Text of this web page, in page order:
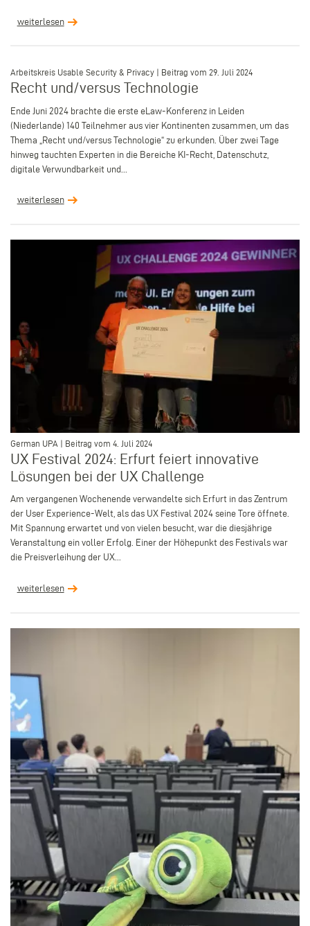
weiterlesen
Arbeitskreis Usable Security & Privacy | Beitrag vom 29. Juli 2024
Recht und/versus Technologie
Ende Juni 2024 brachte die erste eLaw-Konferenz in Leiden
(Niederlande) 140 Teilnehmer aus vier Kontinenten zusammen, um das
Thema „Recht und/versus Technologie“ zu erkunden. Über zwei Tage
hinweg tauchten Experten in die Bereiche KI-Recht, Datenschutz,
digitale Verwundbarkeit und...
weiterlesen
German UPA | Beitrag vom 4. Juli 2024
UX Festival 2024: Erfurt feiert innovative
Lösungen bei der UX Challenge
Am vergangenen Wochenende verwandelte sich Erfurt in das Zentrum
der User Experience-Welt, als das UX Festival 2024 seine Tore öffnete.
Mit Spannung erwartet und von vielen besucht, war die diesjährige
Veranstaltung ein voller Erfolg. Einer der Höhepunkt des Festivals war
die Preisverleihung der UX...
weiterlesen